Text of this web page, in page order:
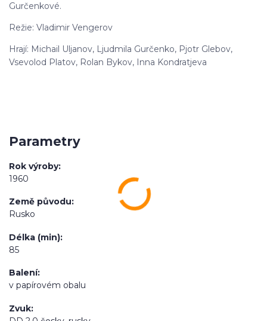
Gurčenkové.
Režie: Vladimir Vengerov
Hrají: Michail Uljanov, Ljudmila Gurčenko, Pjotr Glebov,
Vsevolod Platov, Rolan Bykov, Inna Kondratjeva
Parametry
Rok výroby
1960
Země původu
Rusko
Délka (min)
85
Balení
v papírovém obalu
Zvuk